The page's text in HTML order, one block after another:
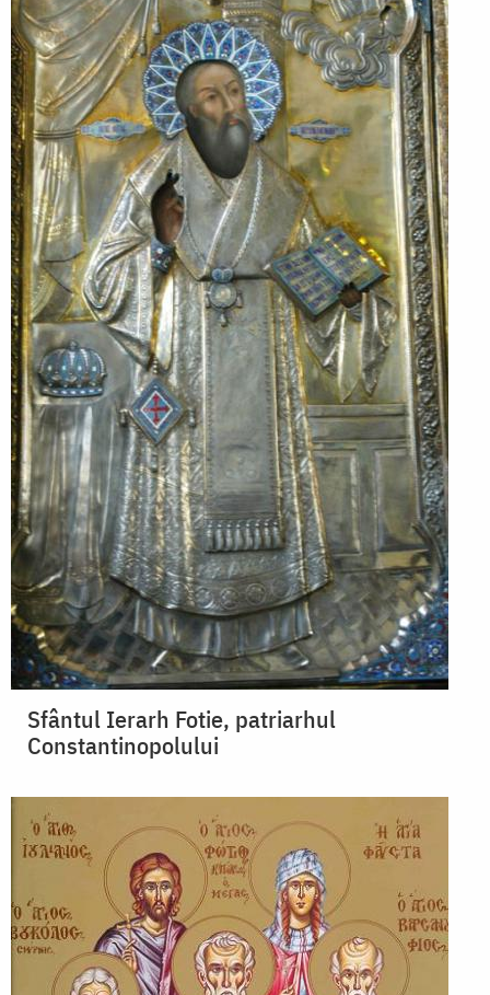
Sfântul Ierarh Fotie, patriarhul
Constantinopolului